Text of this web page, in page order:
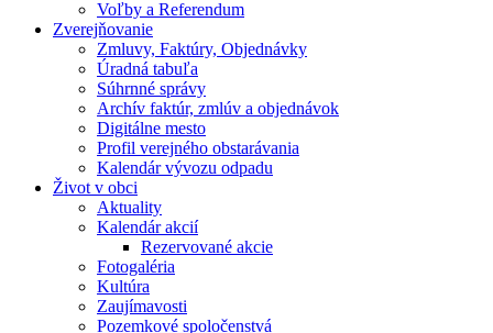
Voľby a Referendum
Zverejňovanie
Zmluvy, Faktúry, Objednávky
Úradná tabuľa
Súhrnné správy
Archív faktúr, zmlúv a objednávok
Digitálne mesto
Profil verejného obstarávania
Kalendár vývozu odpadu
Život v obci
Aktuality
Kalendár akcií
Rezervované akcie
Fotogaléria
Kultúra
Zaujímavosti
Pozemkové spoločenstvá